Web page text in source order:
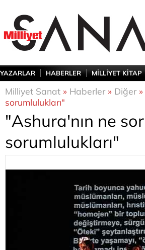
YAZARLAR HABERLER MİLLİYET KİTAP
Milliyet Sanat » Haberler» Diğer»
sorumlulukları"
"Ashura'nın ne
sorumlulukları"